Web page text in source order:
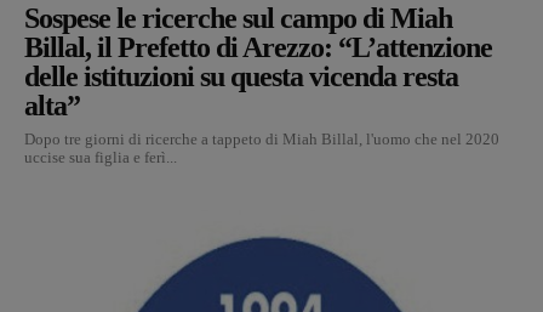
Sospese le ricerche sul campo di Miah
Billal, il Prefetto di Arezzo: “L’attenzione
delle istituzioni su questa vicenda resta
alta”
Dopo tre giorni di ricerche a tappeto di Miah Billal, l'uomo che nel 2020
uccise sua figlia e ferì...